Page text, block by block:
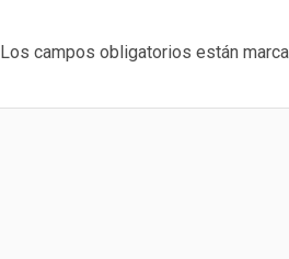
Los campos obligatorios están